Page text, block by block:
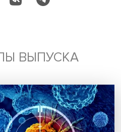
счастье
в курсе !